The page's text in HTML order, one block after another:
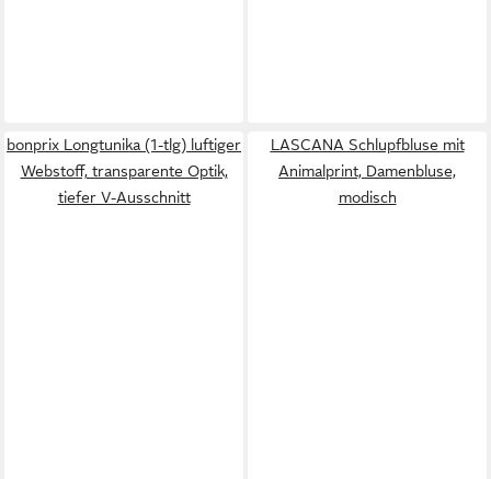
bonprix Longtunika (1-tlg) luftiger
Webstoff, transparente Optik,
tiefer V-Ausschnitt
LASCANA Schlupfbluse mit
Animalprint, Damenbluse,
modisch